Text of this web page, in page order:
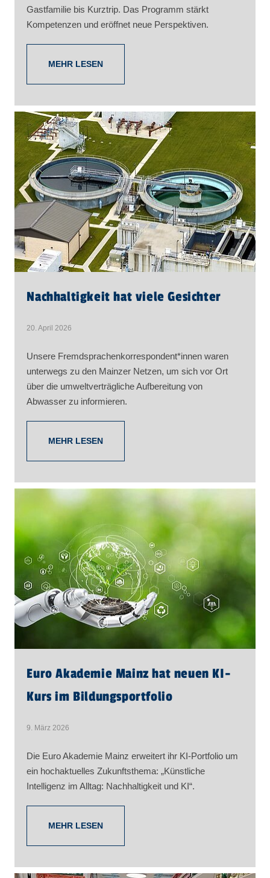
Gastfamilie bis Kurztrip. Das Programm stärkt
Kompetenzen und eröffnet neue Perspektiven.
MEHR LESEN
Nachhaltigkeit hat viele Gesichter
20. April 2026
Unsere Fremdsprachenkorrespondent*innen waren
unterwegs zu den Mainzer Netzen, um sich vor Ort
über die umweltverträgliche Aufbereitung von
Abwasser zu informieren.
MEHR LESEN
Euro Akademie Mainz hat neuen KI-
Kurs im Bildungsportfolio
9. März 2026
Die Euro Akademie Mainz erweitert ihr KI-Portfolio um
ein hochaktuelles Zukunftsthema: „Künstliche
Intelligenz im Alltag: Nachhaltigkeit und KI“.
MEHR LESEN